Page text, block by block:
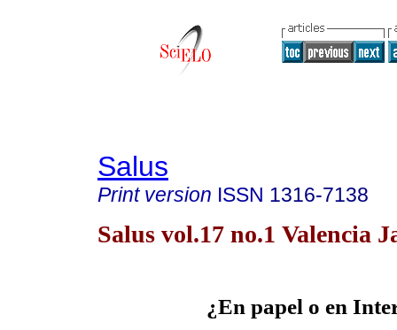
Salus
Print version ISSN 1316-7138
Salus vol.17 no.1 Valencia
¿En papel o en